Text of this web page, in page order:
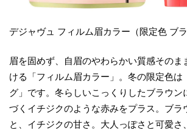
デジャヴュ フィルム眉カラー（限定色 ブ
眉を固めず、自眉のやわらかい質感そのま
ける「フィルム眉カラー」。冬の限定色は
グ」です。冬らしいこっくりしたブラウン
づくイチジクのような赤みをプラス。ブラ
と、イチジクの甘さ。大人っぽさと可愛さ